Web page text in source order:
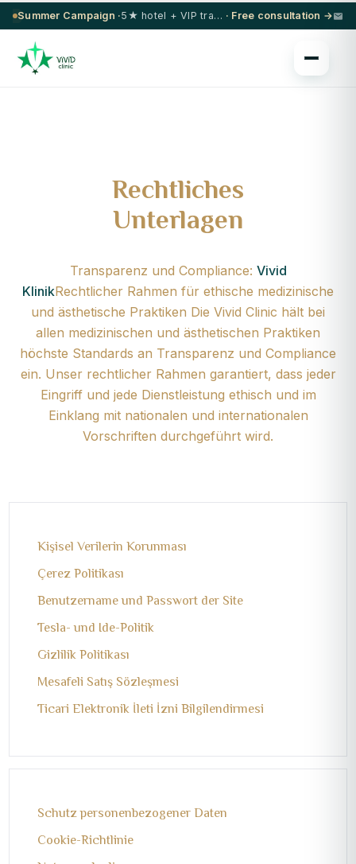
Summer Campaign · 5★ hotel + VIP transfer on select procedures · Free consultation →
Rechtliches
Unterlagen
Transparenz und Compliance: Vivid
KlinikRechtlicher Rahmen für ethische medizinische
und ästhetische Praktiken Die Vivid Clinic hält bei
allen medizinischen und ästhetischen Praktiken
höchste Standards an Transparenz und Compliance
ein. Unser rechtlicher Rahmen garantiert, dass jeder
Eingriff und jede Dienstleistung ethisch und im
Einklang mit nationalen und internationalen
Vorschriften durchgeführt wird.
Kişisel Verilerin Korunması
Çerez Politikası
Benutzername und Passwort der Site
Tesla- und Ide-Politik
Gizlilik Politikası
Mesafeli Satış Sözleşmesi
Ticari Elektronik İleti İzni Bilgilendirmesi
Schutz personenbezogener Daten
Cookie-Richtlinie